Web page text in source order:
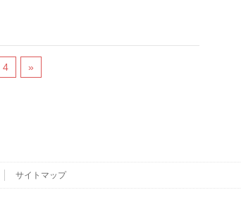
4 »
サイトマップ